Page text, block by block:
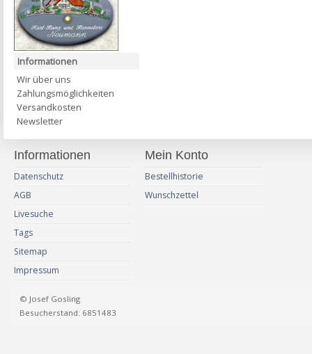
Informationen
Wir über uns
Zahlungsmöglichkeiten
Versandkosten
Newsletter
Informationen
Datenschutz
AGB
Livesuche
Tags
Sitemap
Impressum
Mein Konto
Bestellhistorie
Wunschzettel
© Josef Gosling
Besucherstand: 6851483